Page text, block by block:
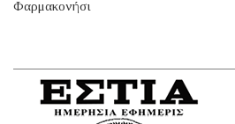
Φαρμακονήσι